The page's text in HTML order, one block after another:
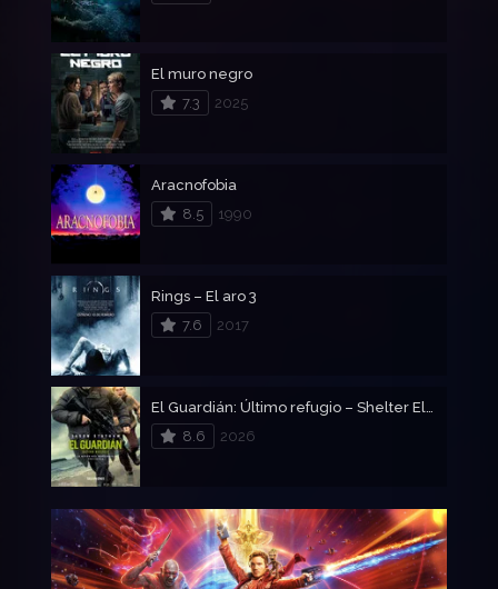
El muro negro
7.3
2025
Aracnofobia
8.5
1990
Rings – El aro 3
7.6
2017
El Guardián: Último refugio – Shelter El Protector
8.6
2026